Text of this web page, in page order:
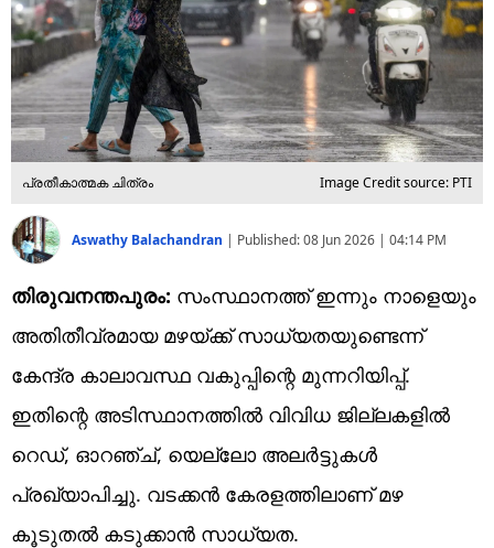
പ്രതീകാത്മക ചിത്രം Image Credit source: PTI
Aswathy Balachandran | Published:08 Jun 2026 | 04:14 PM
തിരുവനന്തപുരം: സംസ്ഥാനത്ത് ഇന്നും നാളെയും
അതിതീവ്രമായ മഴയ്ക്ക് സാധ്യതയുണ്ടെന്ന്
കേന്ദ്ര കാലാവസ്ഥ വകുപ്പിന്റെ മുന്നറിയിപ്പ്.
ഇതിന്റെ അടിസ്ഥാനത്തിൽ വിവിധ ജില്ലകളിൽ
റെഡ്, ഓറഞ്ച്, യെല്ലോ അലർട്ടുകൾ
പ്രഖ്യാപിച്ചു. വടക്കൻ കേരളത്തിലാണ് മഴ
കൂടുതൽ കടുക്കാൻ സാധ്യത.